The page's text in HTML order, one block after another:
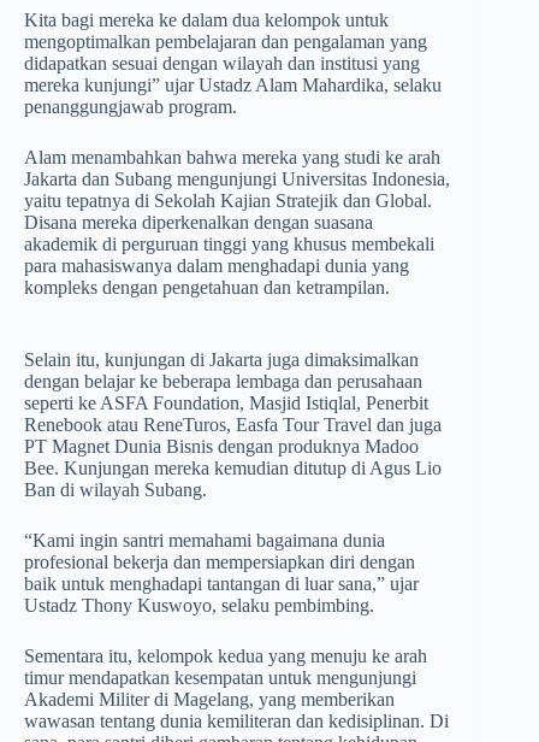
Kita bagi mereka ke dalam dua kelompok untuk
mengoptimalkan pembelajaran dan pengalaman yang
didapatkan sesuai dengan wilayah dan institusi yang
mereka kunjungi” ujar Ustadz Alam Mahardika, selaku
penanggungjawab program.
Alam menambahkan bahwa mereka yang studi ke arah
Jakarta dan Subang mengunjungi Universitas Indonesia,
yaitu tepatnya di Sekolah Kajian Stratejik dan Global.
Disana mereka diperkenalkan dengan suasana
akademik di perguruan tinggi yang khusus membekali
para mahasiswanya dalam menghadapi dunia yang
kompleks dengan pengetahuan dan ketrampilan.
Selain itu, kunjungan di Jakarta juga dimaksimalkan
dengan belajar ke beberapa lembaga dan perusahaan
seperti ke ASFA Foundation, Masjid Istiqlal, Penerbit
Renebook atau ReneTuros, Easfa Tour Travel dan juga
PT Magnet Dunia Bisnis dengan produknya Madoo
Bee. Kunjungan mereka kemudian ditutup di Agus Lio
Ban di wilayah Subang.
“Kami ingin santri memahami bagaimana dunia
profesional bekerja dan mempersiapkan diri dengan
baik untuk menghadapi tantangan di luar sana,” ujar
Ustadz Thony Kuswoyo, selaku pembimbing.
Sementara itu, kelompok kedua yang menuju ke arah
timur mendapatkan kesempatan untuk mengunjungi
Akademi Militer di Magelang, yang memberikan
wawasan tentang dunia kemiliteran dan kedisiplinan. Di